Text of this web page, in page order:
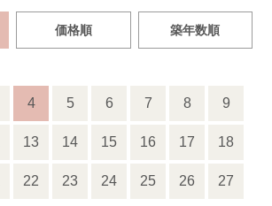
価格順 築年数順
4 5 6 7 8 9
13 14 15 16 17 18
22 23 24 25 26 27